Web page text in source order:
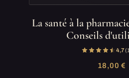
La santé à la
Conseils
4,7
18,00 €